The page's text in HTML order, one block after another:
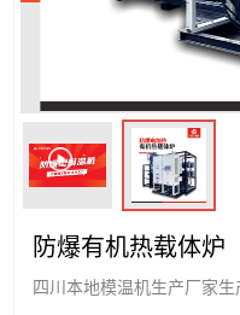
防爆有机热载体炉
四川本地模温机生产厂家